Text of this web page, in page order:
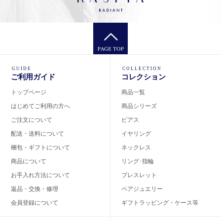
GUIDE
ご利用ガイド
トップページ
はじめてご利用の方へ
ご注文について
配送・送料について
梱包・ギフトについて
商品について
お手入れ方法について
返品・交換・修理
会員登録について
COLLECTION
コレクション
商品一覧
商品シリーズ
ピアス
イヤリング
ネックレス
リング･指輪
ブレスレット
ペアジュエリー
ギフトラッピング・ケース等